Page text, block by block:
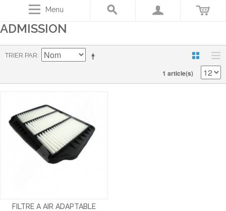
Menu
ADMISSION
TRIER PAR
1 article(s)
FILTRE A AIR ADAPTABLE